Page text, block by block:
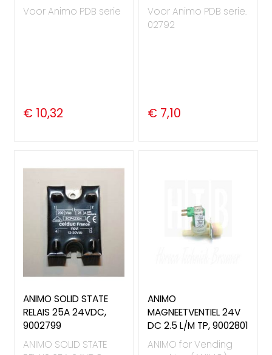
Voor Animo PDB serie
€ 10,32
Voor Animo PDB serie.
02792
€ 7,10
ANIMO SOLID STATE
RELAIS 25A 24VDC,
9002799
ANIMO SOLID STATE
ANIMO
MAGNEETVENTIEL 24V
DC 2.5 L/M TP, 9002801
ANIMO for Vending